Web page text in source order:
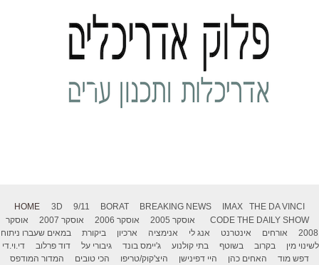
HOME 3D 9/11 BORAT BREAKING NEWS IMAX
THE DA VINCI
CODE THE DAILY SHOW אוסקר 2005 אוסקר 2006 אוסקר 2007
אוסקר
2008
אורחים אינטרנט אנג לי אנימציה ארכיון ביקורת
במאים שעברו ניתוח
לשינוי מין
בקרוב בשוטף בתי קולנוע ג'יימס בונד גיבורי על דוד פרלוב
די.וי.די
דפש מוד
האחים כהן היי דפינישן היצ'קוק/טריפו הכי טובים המדור המודפס